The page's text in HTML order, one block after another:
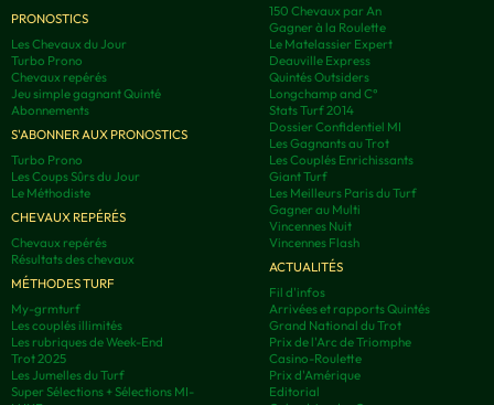
PRONOSTICS
Les Chevaux du Jour
Turbo Prono
Chevaux repérés
Jeu simple gagnant Quinté
Abonnements
S'ABONNER AUX PRONOSTICS
Turbo Prono
Les Coups Sûrs du Jour
Le Méthodiste
CHEVAUX REPÉRÉS
Chevaux repérés
Résultats des chevaux
MÉTHODES TURF
My-grmturf
Les couplés illimités
Les rubriques de Week-End
Trot 2025
Les Jumelles du Turf
Super Sélections + Sélections MI-
150 Chevaux par An
Gagner à la Roulette
Le Matelassier Expert
Deauville Express
Quintés Outsiders
Longchamp and C°
Stats Turf 2014
Dossier Confidentiel MI
Les Gagnants au Trot
Les Couplés Enrichissants
Giant Turf
Les Meilleurs Paris du Turf
Gagner au Multi
Vincennes Nuit
Vincennes Flash
ACTUALITÉS
Fil d'infos
Arrivées et rapports Quintés
Grand National du Trot
Prix de l'Arc de Triomphe
Casino-Roulette
Prix d'Amérique
Editorial